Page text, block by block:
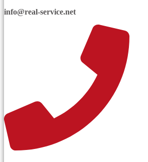
info@real-service.net